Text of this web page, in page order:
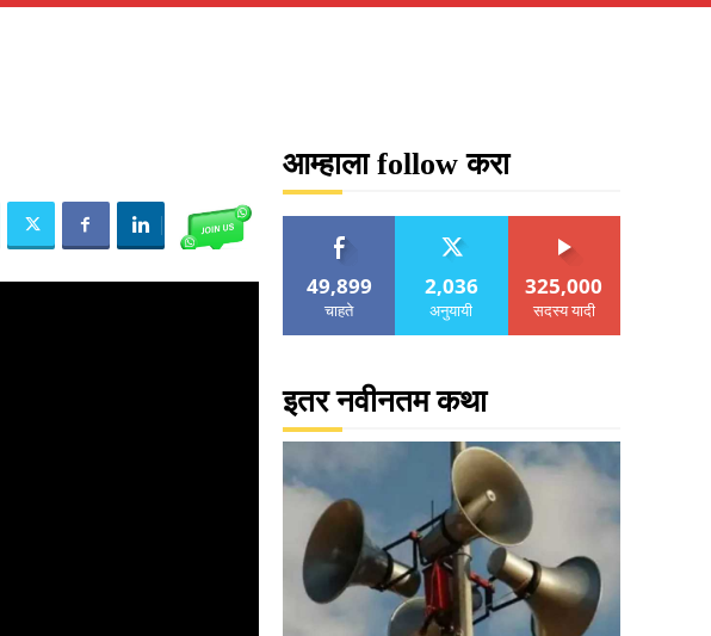
आम्हाला follow करा
49,899
चाहते
2,036
अनुयायी
325,000
सदस्य यादी
इतर नवीनतम कथा